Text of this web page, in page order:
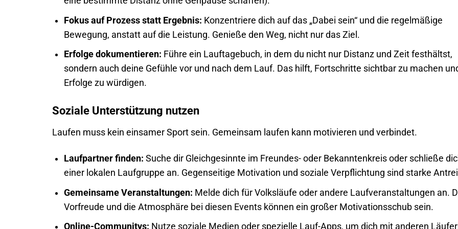
Fokus auf Prozess statt Ergebnis: Konzentriere dich auf das „Dabei sein“ und die regelmäßige
Bewegung, anstatt auf die Leistung. Genieße den Weg, nicht nur das Ziel.
Erfolge dokumentieren: Führe ein Lauftagebuch, in dem du nicht nur Distanz und Zeit festhältst,
sondern auch deine Gefühle vor und nach dem Lauf. Das hilft, Fortschritte sichtbar zu machen
Erfolge zu würdigen.
Soziale Unterstützung nutzen
Laufen muss kein einsamer Sport sein. Gemeinsam laufen kann motivieren und verbindet.
Laufpartner finden: Suche dir Gleichgesinnte im Freundes- oder Bekanntenkreis oder schließe
einer lokalen Laufgruppe an. Gegenseitige Motivation und soziale Verpflichtung sind starke
Gemeinsame Veranstaltungen: Melde dich für Volksläufe oder andere Laufveranstaltungen an.
Vorfreude und die Atmosphäre bei diesen Events können ein großer Motivationsschub sein.
Online-Communitys: Nutze soziale Medien oder spezielle Lauf-Apps, um dich mit anderen